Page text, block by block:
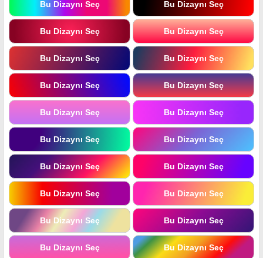
Bu Dizaynı Seç Bu Dizaynı Seç
Bu Dizaynı Seç Bu Dizaynı Seç
Bu Dizaynı Seç Bu Dizaynı Seç
Bu Dizaynı Seç Bu Dizaynı Seç
Bu Dizaynı Seç Bu Dizaynı Seç
Bu Dizaynı Seç Bu Dizaynı Seç
Bu Dizaynı Seç Bu Dizaynı Seç
Bu Dizaynı Seç Bu Dizaynı Seç
Bu Dizaynı Seç Bu Dizaynı Seç
Bu Dizaynı Seç Bu Dizaynı Seç